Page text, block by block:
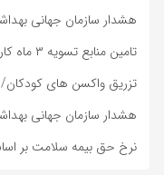
هشدار سازمان جهانی
تامین منابع تسویه ۳ ماه کارانه کادر درمان / تداوم خدمات سلامت در نوروز
تزریق واکسن های کودکان/
هشدار سازمان جهانی
نرخ حق بیمه سلامت بر اساس دهک